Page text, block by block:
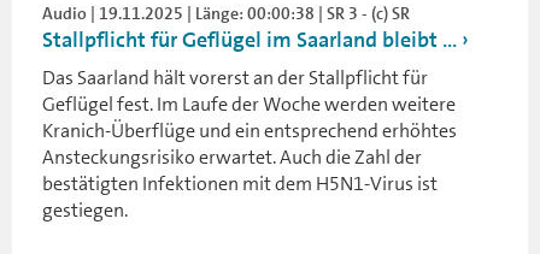
Audio | 19.11.2025 | Länge: 00:00:38 | SR 3 - (c) SR
Stallpflicht für Geflügel im Saarland bleibt ...
Das Saarland hält vorerst an der Stallpflicht für
Geflügel fest. Im Laufe der Woche werden weitere
Kranich-Überflüge und ein entsprechend erhöhtes
Ansteckungsrisiko erwartet. Auch die Zahl der
bestätigten Infektionen mit dem H5N1-Virus ist
gestiegen.